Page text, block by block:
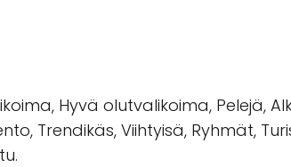
Hyvä olutvalikoima, Pelejä,
Trendikäs, Viihtyisä, Ryhmät,